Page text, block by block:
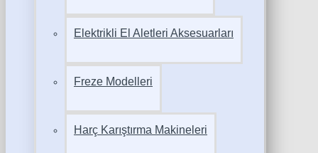
Elektrikli El Aletleri Aksesuarları
Freze Modelleri
Harç Karıştırma Makineleri